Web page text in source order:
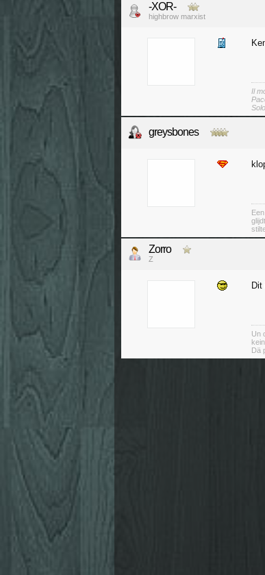
-XOR-
highbrow marxist
Il
greysbones
Zorro
Z
Un
Dä